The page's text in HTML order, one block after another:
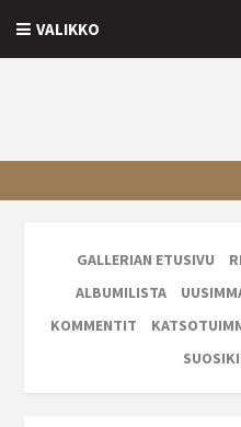
VALIKKO
GALLERIAN ETUSIVU
ALBUMILISTA
KOMMENTIT